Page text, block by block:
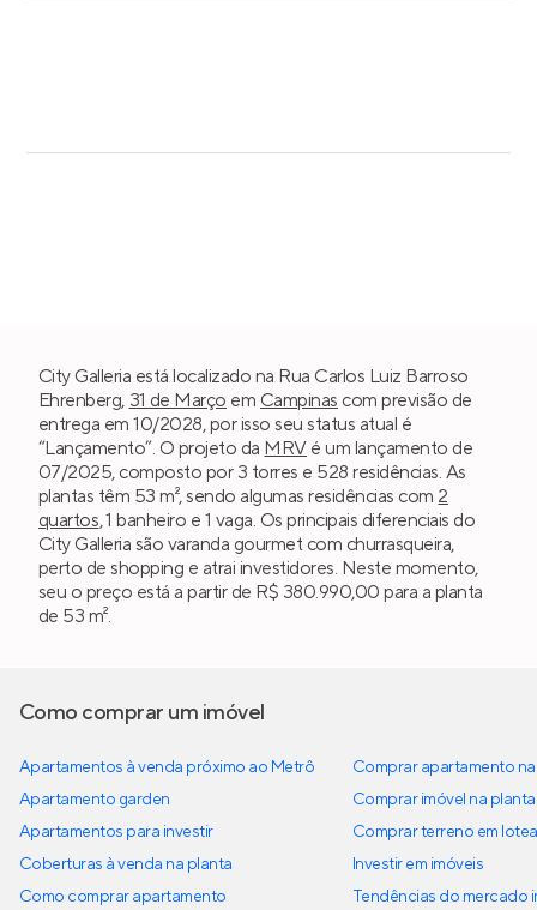
City Galleria está localizado na Rua Carlos Luiz Barroso
Ehrenberg, 31 de Março em Campinas com previsão de
entrega em 10/2028, por isso seu status atual é
“Lançamento”. O projeto da MRVé um lançamento de
07/2025, composto por 3 torres e 528 residências. As
plantas têm 53 m², sendo algumas residências com 2
quartos, 1 banheiro e 1 vaga. Os principais diferenciais do
City Galleria são varanda gourmet com churrasqueira,
perto de shopping e atrai investidores. Neste momento,
seu o preço está a partir de R$ 380.990,00 para a planta
de 53 m².
Como comprar um imóvel
Apartamentos à venda próximo ao Metrô
Apartamento garden
Apartamentos para investir
Coberturas à venda na planta
Como comprar apartamento
Comprar apartamento
Comprar imóvel na planta
Comprar terreno em
Investir em imóveis
Tendências do mercado